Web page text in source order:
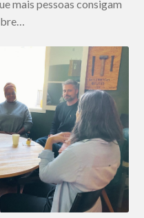
mais pessoas consigam